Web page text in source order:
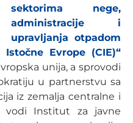
sektorima nege,
administracije i
upravljanja otpadom
Evrope (CIE)“
unija, a sprovodi
u partnerstvu sa
iz zemalja centralne i
vodi Institut za javne